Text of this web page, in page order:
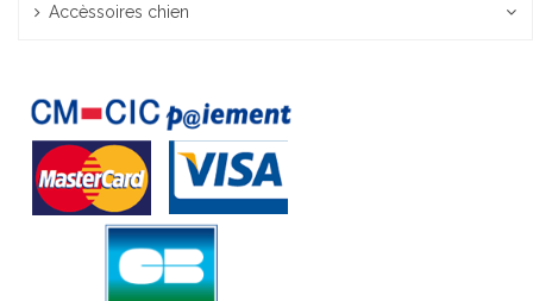
Accèssoires chien